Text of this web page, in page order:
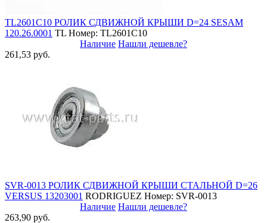
TL2601C10 РОЛИК СДВИЖНОЙ КРЫШИ D=24 SESAM
120.26.0001 TL Номер: TL2601C10
Наличие Нашли дешевле?
261,53 руб.
SVR-0013 РОЛИК СДВИЖНОЙ КРЫШИ СТАЛЬНОЙ D=26
VERSUS 13203001 RODRIGUEZ Номер: SVR-0013
Наличие Нашли дешевле?
263,90 руб.